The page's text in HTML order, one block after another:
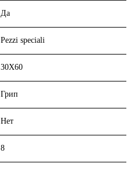
Да
Pezzi speciali
30X60
Грип
Нет
8